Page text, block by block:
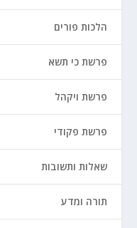
הלכות פורים
פרשת כי תשא
פרשת ויקהל
פרשת פקודי
שאלות ותשובות
תורה ומדע